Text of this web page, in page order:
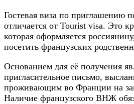
Гостевая виза по приглашению
отличается от Tourist visa. Это
которая оформляется
посетить французских
Основанием для её получения
пригласительное письмо,
проживающим во Франции на
Наличие французского ВНЖ